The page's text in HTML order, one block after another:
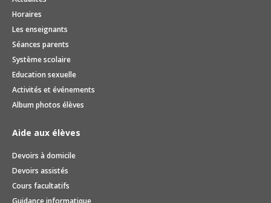
Horaires
Les enseignants
Séances parents
Système scolaire
Education sexuelle
Activités et événements
Album photos élèves
Aide aux élèves
Devoirs à domicile
Devoirs assistés
Cours facultatifs
Guidance informatique